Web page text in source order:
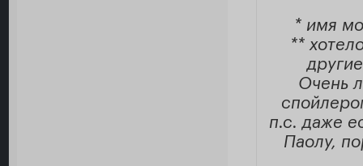
* имя
**
Очень
п.с. даже
Паолу,